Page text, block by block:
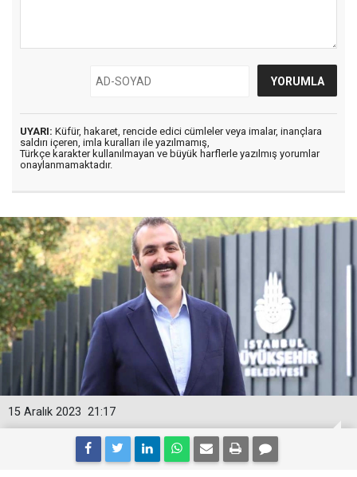
UYARI: Küfür, hakaret, rencide edici cümleler veya imalar, inançlara
saldırı içeren, imla kuralları ile yazılmamış,
Türkçe karakter kullanılmayan ve büyük harflerle yazılmış yorumlar
onaylanmamaktadır.
21:17
15 Aralık 2023